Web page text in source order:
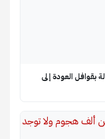
بقوافل العودة إلى